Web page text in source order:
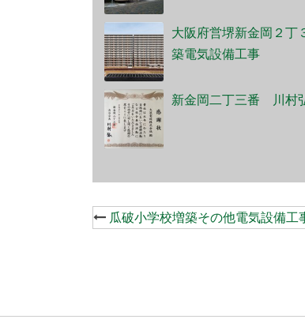
大阪府営堺新金岡２丁
築電気設備工事
新金岡二丁三番 川村
Post
瓜破小学校増築その他電気設備工